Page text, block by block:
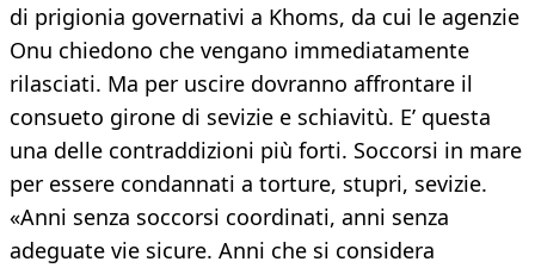
di prigionia governativi a Khoms, da cui le agenzie
Onu chiedono che vengano immediatamente
rilasciati. Ma per uscire dovranno affrontare il
consueto girone di sevizie e schiavitù. E’ questa
una delle contraddizioni più forti. Soccorsi in mare
per essere condannati a torture, stupri, sevizie.
«Anni senza soccorsi coordinati, anni senza
adeguate vie sicure. Anni che si considera